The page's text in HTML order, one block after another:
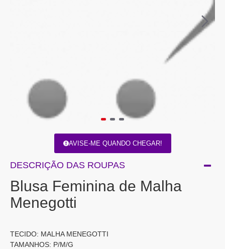
AVISE-ME QUANDO CHEGAR!
DESCRIÇÃO DAS ROUPAS
Blusa Feminina de Malha
Menegotti
TECIDO: MALHA MENEGOTTI
TAMANHOS: P/M/G